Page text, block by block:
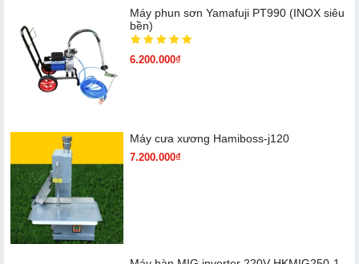
Máy phun sơn Yamafuji PT990 (INOX siêu
bền)
6.200.000₫
Máy cưa xương Hamiboss-j120
7.200.000₫